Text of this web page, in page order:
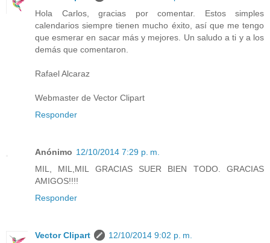
Hola Carlos, gracias por comentar. Estos simples
calendarios siempre tienen mucho éxito, así que me tengo
que esmerar en sacar más y mejores. Un saludo a ti y a los
demás que comentaron.
Rafael Alcaraz
Webmaster de Vector Clipart
Responder
Anónimo 12/10/2014 7:29 p. m.
MIL, MIL,MIL GRACIAS SUER BIEN TODO. GRACIAS
AMIGOS!!!!
Responder
Vector Clipart
12/10/2014 9:02 p. m.